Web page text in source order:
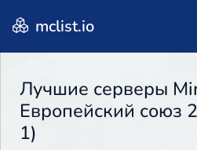
mclist.io
Лучшие серверы
Европейский союз
1)